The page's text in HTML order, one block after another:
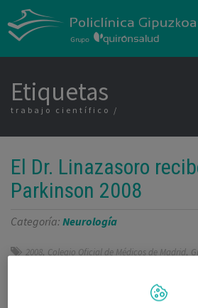
Etiquetas
trabajo científico
El Dr. Linazasoro
Parkinson 2008
Categoría: Neurología
2008, Colegio Oficial de Médicos de Madrid,
El Dr. Gurutz Linazasoro,